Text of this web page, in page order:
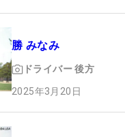
勝 みなみ
ドライバー 後方
2025年3月20日